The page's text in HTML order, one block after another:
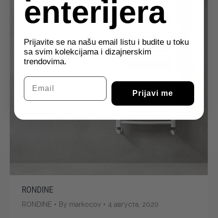
RONDINE
RONDINE By markocov 4 августа, 2020
enterijera
Prijavite se na našu email listu i budite u toku
sa svim kolekcijama i dizajnerskim
trendovima.
Email
Prijavi me